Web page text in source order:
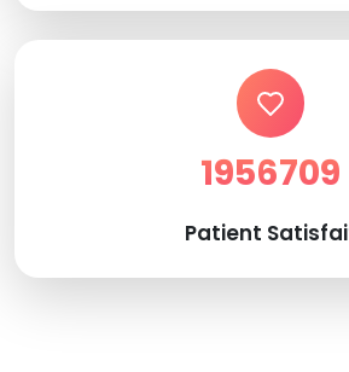
1956709
Patient